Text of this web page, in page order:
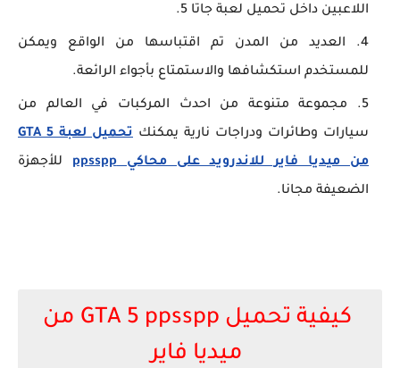
اللاعبين داخل تحميل لعبة جاتا 5.
العديد من المدن تم اقتباسها من الواقع ويمكن
للمستخدم استكشافها والاستمتاع بأجواء الرائعة.
مجموعة متنوعة من احدث المركبات في العالم من
سيارات وطائرات ودراجات نارية يمكنك
تحميل لعبة GTA 5
من ميديا فاير للاندرويد على محاكي ppsspp
للأجهزة
الضعيفة مجانا.
كيفية تحميل GTA 5 ppsspp من
ميديا فاير